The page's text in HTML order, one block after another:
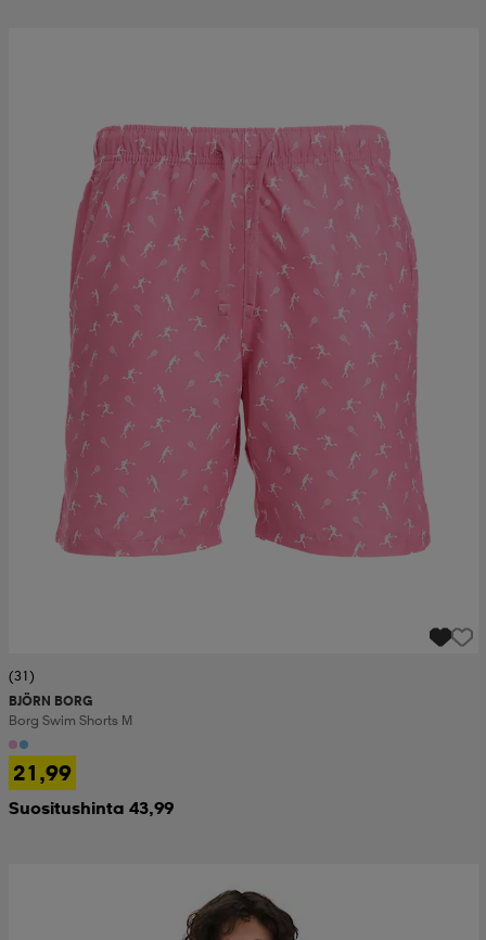
(31)
BJÖRN BORG
Borg Swim Shorts M
21,99
Suositushinta 43,99